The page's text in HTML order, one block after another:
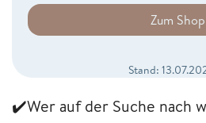
Zum Shop
Stand:
✔️Wer auf der Suche nach